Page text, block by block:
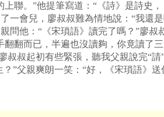
。”他提筆寫道：“《詩》是詩史
一會兒，廖叔叔難為情地說：“我還
他：“《宋瑣語》讀完了嗎？”廖叔
翻而已，半遍也沒讀夠，你竟讀了
叔起初有些緊張，聽我父親說完“請
”父親爽朗一笑：“好，《宋瑣語》